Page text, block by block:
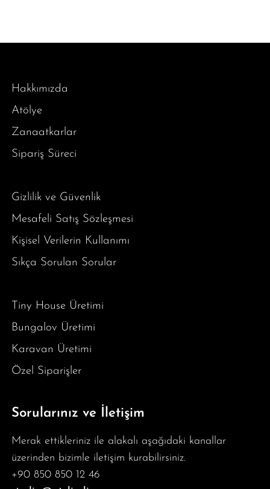
Hakkımızda
Atölye
Zanaatkarlar
Sipariş Süreci
Gizlilik ve Güvenlik
Mesafeli Satış Sözleşmesi
Kişisel Verilerin Kullanımı
Sıkça Sorulan Sorular
Tiny House Üretimi
Bungalov Üretimi
Karavan Üretimi
Özel Siparişler
Sorularınız ve İletişim
Merak ettikleriniz ile alakalı aşağıdaki kanallar
üzerinden bizimle iletişim kurabilirsiniz.
+90 850 850 12 46